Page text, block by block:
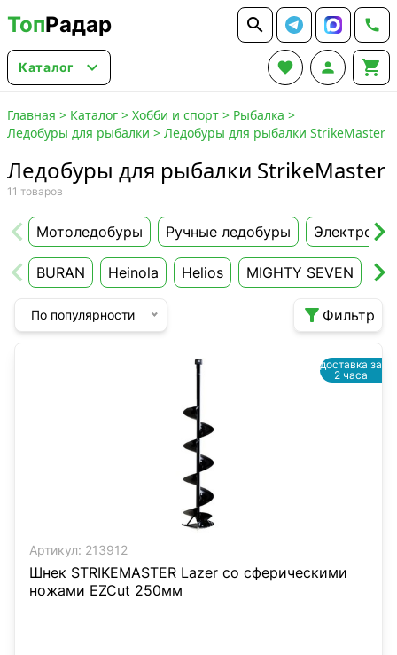
ТопРадар  
Каталог    
Главная > Каталог > Хобби и спорт > Рыбалка >
Ледобуры для рыбалки > Ледобуры для рыбалки StrikeMaster
Ледобуры для рыбалки StrikeMaster
11 товаров
Мотоледобуры Ручные ледобуры
BURAN Heinola Helios MIGHTY SEVEN
По популярности  Фильтр
Артикул: 213912
Шнек STRIKEMASTER Lazer со сферическими
ножами EZCut 250мм
доставка за
2 часа